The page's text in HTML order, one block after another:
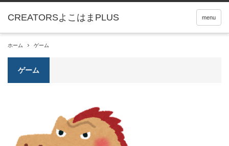
menu
ホーム ゲーム
ゲーム